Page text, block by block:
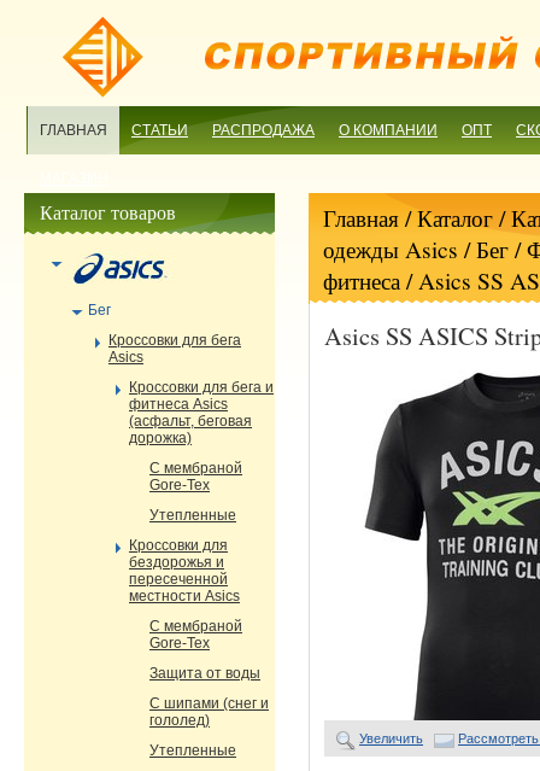
ГЛАВНАЯ СТАТЬИ РАСПРОДАЖА О КОМПАНИИ ОПТ
Главная/ Каталог /
одежды Asics /Бег/
фитнеса/ Asics SS
Asics SS ASICS
Увеличить
Каталог товаров
Бег
Кроссовки для бега
Asics
Кроссовки для бега и
фитнеса Asics
(асфальт, беговая
дорожка)
С мембраной
Gore-Tex
Утепленные
Кроссовки для
бездорожья и
пересеченной
местности Asics
С мембраной
Gore-Tex
Защита от воды
С шипами (снег и
гололед)
Утепленные